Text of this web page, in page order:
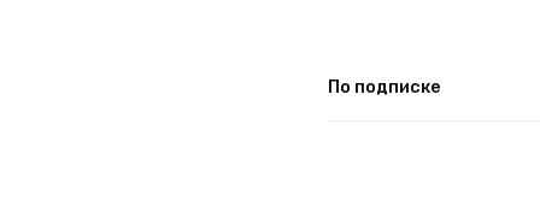
По подписке